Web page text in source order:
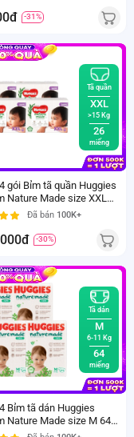
-31%
Tã quần
XXL
>15 Kg
26
miếng
gói Bỉm tã quần Huggies
Nature Made size XXL
(trên 15kg)
Đã bán 100K+
-30%
Tã dán
M
6-11 Kg
64
miếng
Bỉm tã dán Huggies
Nature Made size M 64
11kg) - Giao bao bì ngẫu